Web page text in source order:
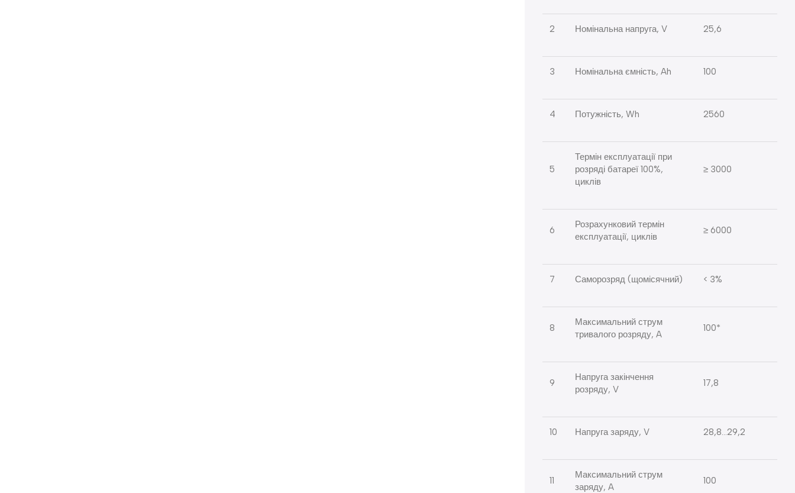
2 Номінальна напруга, V 25,6
3 Номінальна ємність, Ah 100
4 Потужність, Wh 2560
5
Термін експлуатації при
розряді батареї 100%,
циклів
≥ 3000
6
Розрахунковий термін
експлуатації, циклів
≥ 6000
7 Саморозряд (щомісячний) < 3%
8
Максимальний струм
тривалого розряду, A
100*
9
Напруга закінчення
розряду, V
17,8
10 Напруга заряду, V 28,8…29,2
11
Максимальний струм
заряду, A
100